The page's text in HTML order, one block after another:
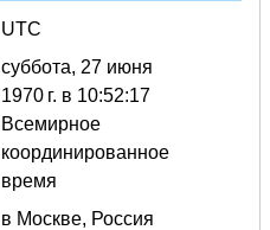
UTC
суббота, 27 июня
1970 г. в 10:52:17
Всемирное
координированное
время
в Москве, Россия